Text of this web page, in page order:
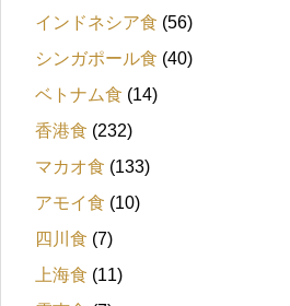
インドネシア食 (56)
シンガポール食 (40)
ベトナム食 (14)
香港食 (232)
マカオ食 (133)
アモイ食 (10)
四川食 (7)
上海食 (11)